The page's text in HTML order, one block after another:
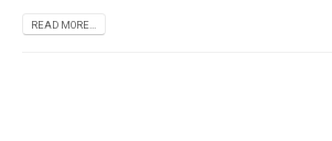
READ MORE...